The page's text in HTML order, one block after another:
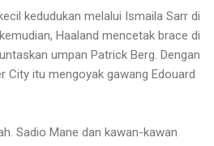
kedudukan melalui Ismaila Sarr di
Haaland mencetak brace di
umpan Patrick Berg. Dengan
City itu mengoyak gawang Edouard
Sadio Mane dan kawan-kawan